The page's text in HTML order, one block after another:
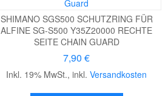
SHIMANO SGS500 SCHUTZRING FÜR
ALFINE SG-S500 Y35Z20000 RECHTE
SEITE CHAIN GUARD
7,90 €
Inkl. 19% MwSt.,inkl.Versandkosten